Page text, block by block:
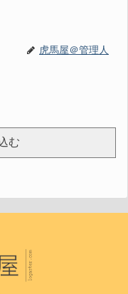
虎馬屋＠管理人
む